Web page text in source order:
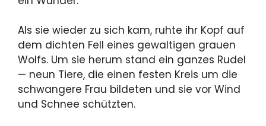
Als sie wieder zu sich kam, ruhte ihr Kopf auf
dem dichten Fell eines gewaltigen grauen
Wolfs. Um sie herum stand ein ganzes Rudel
— neun Tiere, die einen festen Kreis um die
schwangere Frau bildeten und sie vor Wind
und Schnee schützten.